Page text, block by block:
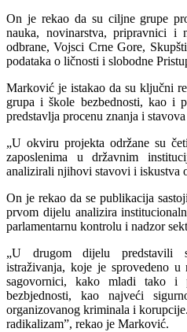
On je rekao da su ciljne grupe
nauka, novinarstva, pripravnici i
odbrane, Vojsci Crne Gore,
podataka o ličnosti i slobodne
Marković je istakao da su ključni
grupa i škole bezbednosti, kao i
predstavlja procenu znanja i
„U okviru projekta održane su
zaposlenima u državnim
analizirali njihovi stavovi i iskustva
On je rekao da se publikacija
prvom dijelu analizira
parlamentarnu kontrolu i nadzor
„U drugom dijelu predstavili
istraživanja, koje je sprovedeno u
sagovornici, kako mladi tako i
bezbjednosti, kao najveći
organizovanog kriminala i
radikalizam”, rekao je Marković.